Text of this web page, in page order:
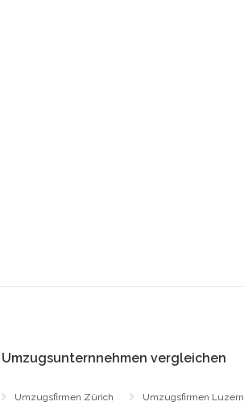
Umzugsunternnehmen vergleichen
Umzugsfirmen Zürich Umzugsfirmen Luzern